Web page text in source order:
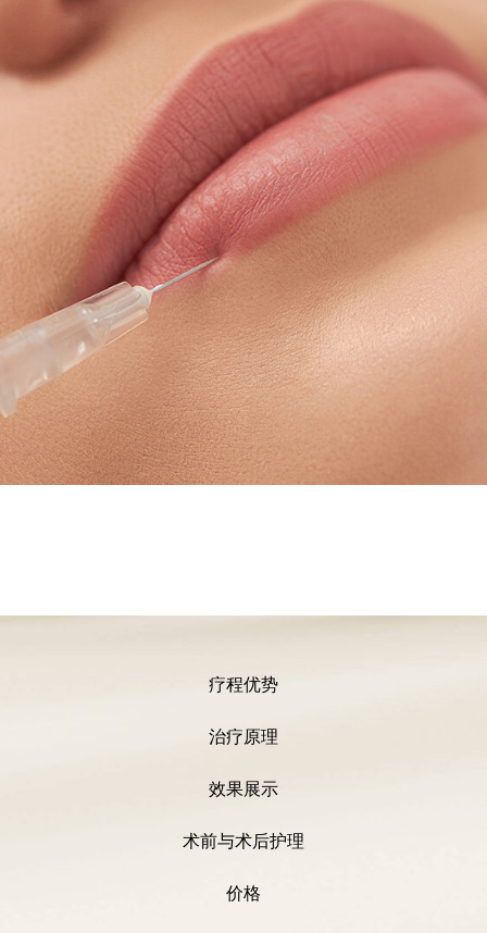
疗程优势
治疗原理
效果展示
术前与术后护理
价格